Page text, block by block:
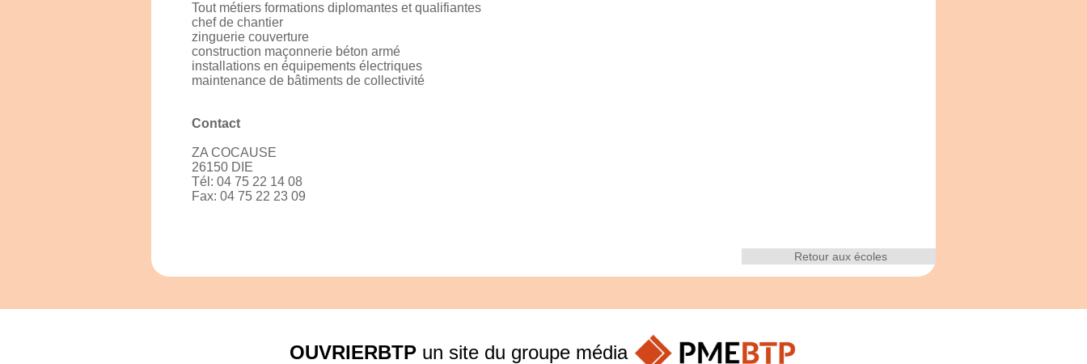
Tout métiers formations diplomantes et qualifiantes
chef de chantier
zinguerie couverture
construction maçonnerie béton armé
installations en équipements électriques
maintenance de bâtiments de collectivité
Contact
ZA COCAUSE
26150 DIE
Tél: 04 75 22 14 08
Fax: 04 75 22 23 09
Retour aux écoles
OUVRIERBTP un site du groupe média